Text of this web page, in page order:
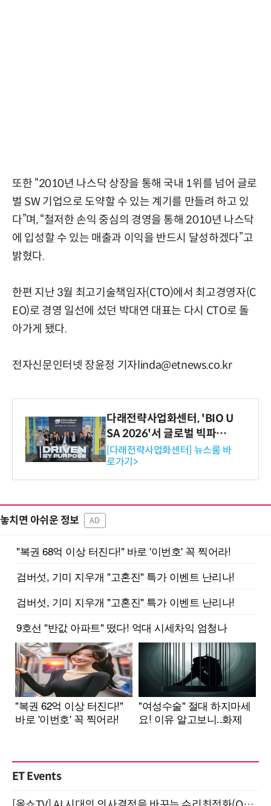
또한 “2010년 나스닥 상장을 통해 국내 1위를 넘어 글로
벌 SW 기업으로 도약할 수 있는 계기를 만들려 하고 있
다”며, “철저한 손익 중심의 경영을 통해 2010년 나스닥
에 입성할 수 있는 매출과 이익을 반드시 달성하겠다”고
밝혔다.
한편 지난 3월 최고기술책임자(CTO)에서 최고경영자(C
EO)로 경영 일선에 섰던 박대연 대표는 다시 CTO로 돌
아가게 됐다.
전자신문인터넷 장윤정 기자linda@etnews.co.kr
다래전략사업화센터, 'BIO U
SA 2026'서 글로벌 빅파마
와의 비즈니스 미팅 지원…K
-바이오 해외 진출 교두보 확
보
[다래전략사업화센터] 뉴스룸 바
로가기>
놓치면 아쉬운 정보 AD
ET Events